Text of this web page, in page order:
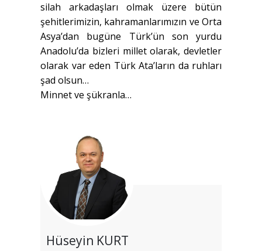
silah arkadaşları olmak üzere bütün
şehitlerimizin, kahramanlarımızın ve Orta
Asya’dan bugüne Türk’ün son yurdu
Anadolu’da bizleri millet olarak, devletler
olarak var eden Türk Ata’ların da ruhları
şad olsun…
Minnet ve şükranla…
Hüseyin KURT